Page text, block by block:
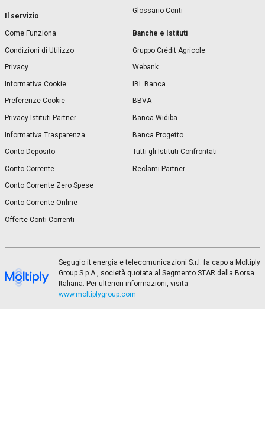
Il servizio
Come Funziona
Condizioni di Utilizzo
Privacy
Informativa Cookie
Preferenze Cookie
Privacy Istituti Partner
Informativa Trasparenza
Conto Deposito
Conto Corrente
Conto Corrente Zero Spese
Conto Corrente Online
Offerte Conti Correnti
Glossario Conti
Banche e Istituti
Gruppo Crédit Agricole
Webank
IBL Banca
BBVA
Banca Widiba
Banca Progetto
Tutti gli Istituti Confrontati
Reclami Partner
Segugio.it energia e telecomunicazioni S.r.l. fa capo a Moltiply
Group S.p.A., società quotata al Segmento STAR della Borsa
Italiana. Per ulteriori informazioni, visita
www.moltiplygroup.com